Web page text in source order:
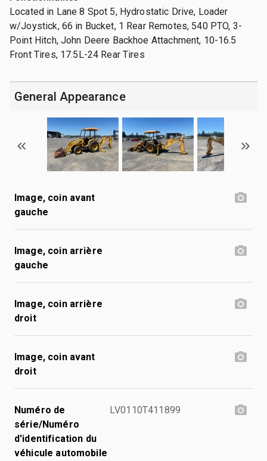
Located in Lane 8 Spot 5, Hydrostatic Drive, Loader
w/Joystick, 66 in Bucket, 1 Rear Remotes, 540 PTO, 3-
Point Hitch, John Deere Backhoe Attachment, 10-16.5
Front Tires, 17.5L-24 Rear Tires
General Appearance
Image, coin avant
gauche
Image, coin arrière
gauche
Image, coin arrière
droit
Image, coin avant
droit
Numéro de
série/Numéro
d'identification du
véhicule automobile
LV0110T411899